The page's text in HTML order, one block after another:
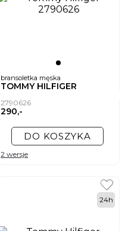
bransoletka męska
TOMMY HILFIGER
2790626
290,-
DO KOSZYKA
2 wersje
24h